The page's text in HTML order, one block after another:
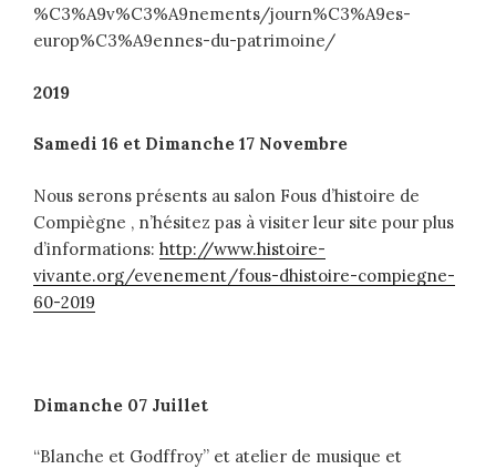
%C3%A9v%C3%A9nements/journ%C3%A9es-
europ%C3%A9ennes-du-patrimoine/
2019
Samedi 16 et Dimanche 17 Novembre
Nous serons présents au salon Fous d’histoire de
Compiègne , n’hésitez pas à visiter leur site pour plus
d’informations: http://www.histoire-
vivante.org/evenement/fous-dhistoire-compiegne-
60-2019
Dimanche 07 Juillet
“Blanche et Godffroy” et atelier de musique et